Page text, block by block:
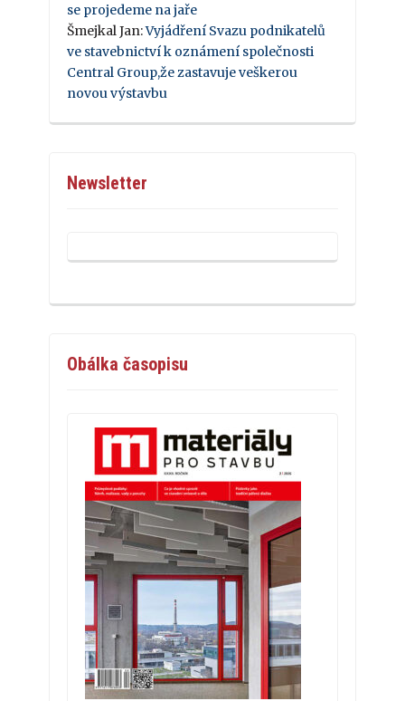
se projedeme na jaře
Šmejkal Jan:Vyjádření Svazu podnikatelů
ve stavebnictví k oznámení společnosti
Central Group,že zastavuje veškerou
novou výstavbu
Newsletter
Obálka časopisu